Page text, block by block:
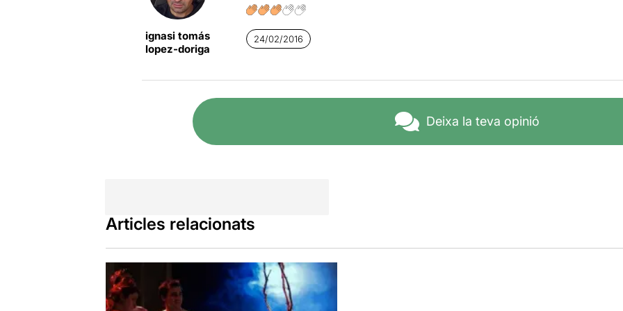
La meravellosa música d
a l’espectacle.
del mossèn i enQuim Vilaen el paper d’en Josep, el germà petit.
La resta de l’equip fa una molt bona feina, menció especial a l’
vestuari i a laNatalia Ramos per la il.luminació.
ignasi tomás
lopez-doriga
24/02/2016
Deixa la teva opinió
Articles relacionats